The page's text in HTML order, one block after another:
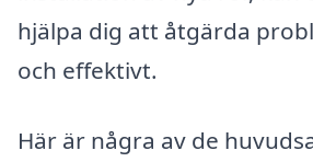
hjälpa dig att åtgärda
och effektivt.
Här är några av de